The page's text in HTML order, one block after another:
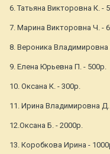
6. Татьяна Викторовна К. -
7. Марина Викторовна Ч. -
8. Вероника Владимировна
9. Елена Юрьевна П. - 500р.
10. Оксана К. - 300р.
11. Ирина Владимировна Д.
12.Оксана Б. - 2000р.
13. Коробкова Ирина -